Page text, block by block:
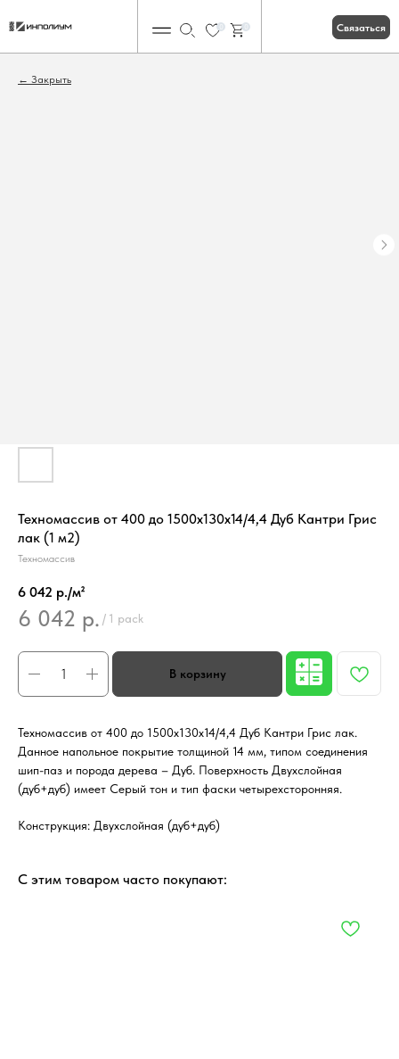
Связаться
Закрыть
Техномассив от 400 до 1500х130х14/4,4 Дуб Кантри Грис
лак (1 м2)
Техномассив
6 042 р./м²
6 042 р. / 1 pack
Техномассив от 400 до 1500х130х14/4,4 Дуб Кантри Грис лак.
Данное напольное покрытие толщиной 14 мм, типом соединения
шип-паз и порода дерева – Дуб. Поверхность Двухслойная
(дуб+дуб) имеет Серый тон и тип фаски четырехсторонняя.
Конструкция: Двухслойная (дуб+дуб)
С этим товаром часто покупают: